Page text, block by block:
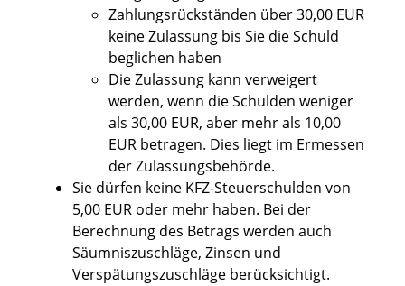
Zahlungsrückständen über 30,00 EUR
keine Zulassung bis Sie die Schuld
beglichen haben
Die Zulassung kann verweigert
werden, wenn die Schulden weniger
als 30,00 EUR, aber mehr als 10,00
EUR betragen. Dies liegt im Ermessen
der Zulassungsbehörde.
Sie dürfen keine KFZ-Steuerschulden von
5,00 EUR oder mehr haben. Bei der
Berechnung des Betrags werden auch
Säumniszuschläge, Zinsen und
Verspätungszuschläge berücksichtigt.